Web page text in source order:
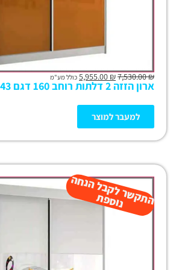
₪
7,530.00
₪ כולל מע"מ
ארון הזזה 2 דלתות רוחב 160 דגם 144/143 ר.א
למעבר למוצר
ה
ת
ק
ש
ר
ל
ק
ב
ל
הנ
ח
ה
נו
ס
פ
ת